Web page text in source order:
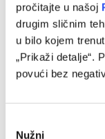
pročitajte u našoj
drugim sličnim
u bilo kojem
„Prikaži detalje“.
povući bez
Nužni
Chase Audige